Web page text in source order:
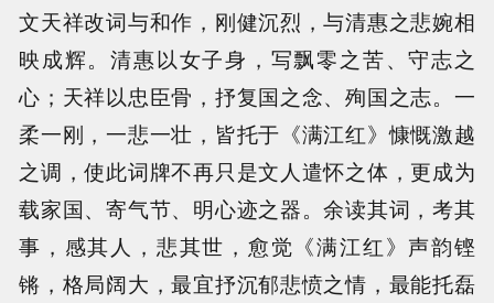
文天祥改词与和作，刚健沉烈，与清惠之悲婉相
映成辉。清惠以女子身，写飘零之苦、守志之
心；天祥以忠臣骨，抒复国之念、殉国之志。一
柔一刚，一悲一壮，皆托于《满江红》慷慨激越
之调，使此词牌不再只是文人遣怀之体，更成为
载家国、寄气节、明心迹之器。余读其词，考其
事，感其人，悲其世，愈觉《满江红》声韵铿
锵，格局阔大，最宜抒沉郁悲愤之情，最能托磊